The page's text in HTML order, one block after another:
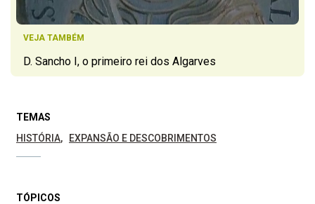
VEJA TAMBÉM
D. Sancho I, o primeiro rei dos Algarves
TEMAS
HISTÓRIA
EXPANSÃO E DESCOBRIMENTOS
TÓPICOS